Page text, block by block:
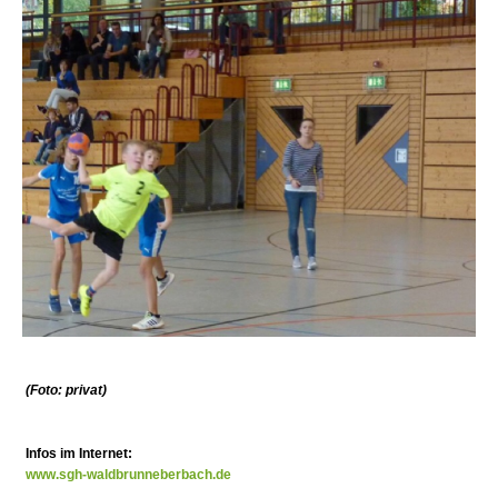
(Foto: privat)
Infos im Internet:
www.sgh-waldbrunneberbach.de